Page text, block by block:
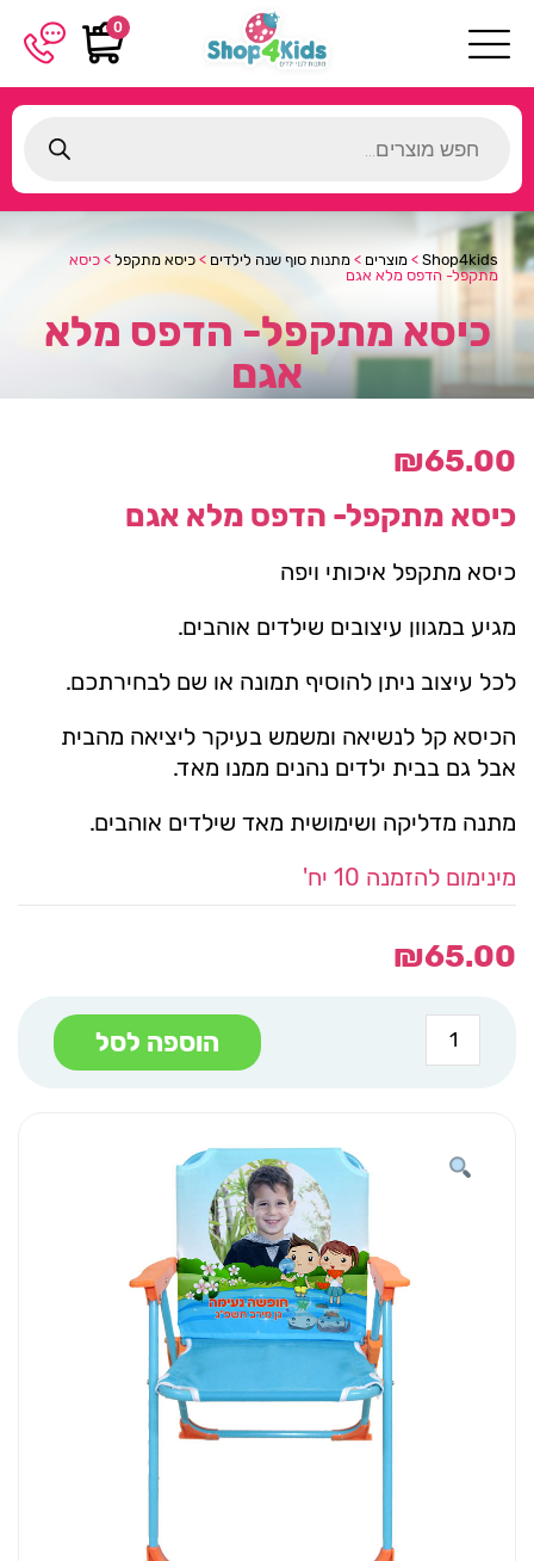
0
search
Shop4kids
> מוצרים > מתנות סוף שנה לילדים > כיסא מתקפל > כיסא
מתקפל- הדפס מלא אגם
כיסא מתקפל- הדפס מלא
אגם
₪65.00
כיסא מתקפל- הדפס מלא אגם
כיסא מתקפל איכותי ויפה
מגיע במגוון עיצובים שילדים אוהבים.
לכל עיצוב ניתן להוסיף תמונה או שם לבחירתכם.
הכיסא קל לנשיאה ומשמש בעיקר ליציאה מהבית
אבל גם בבית ילדים נהנים ממנו מאד.
מתנה מדליקה ושימושית מאד שילדים אוהבים.
מינימום להזמנה 10 יח'
₪65.00
כמות
של
כיסא
אגם
הוספה לסל